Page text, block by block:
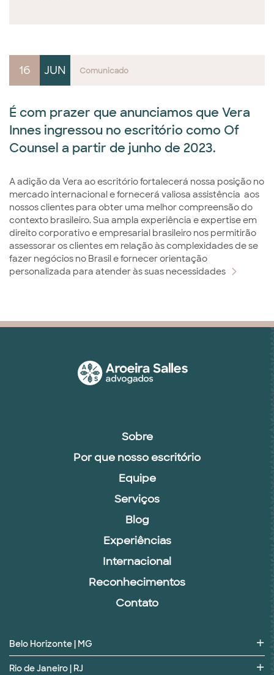
16 JUN Comunicado
É com prazer que anunciamos que Vera
Innes ingressou no escritório como Of
Counsel a partir de junho de 2023.
A adição da Vera ao escritório fortalecerá nossa posição no
mercado internacional e fornecerá valiosa assistência aos
nossos clientes para obter uma melhor compreensão do
contexto brasileiro. Sua ampla experiência e expertise em
direito corporativo e empresarial brasileiro nos permitirão
assessorar os clientes em relação às complexidades de se
fazer negócios no Brasil e fornecer orientação
personalizada para atender às suas necessidades
Sobre
Por que nosso escritório
Equipe
Serviços
Blog
Experiências
Internacional
Reconhecimentos
Contato
Belo Horizonte | MG
Rio de Janeiro | RJ